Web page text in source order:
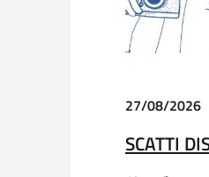
27/08/2026
SCATTI